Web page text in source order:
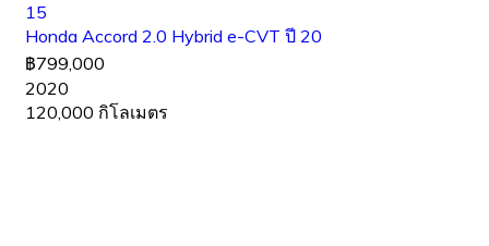
15
Honda Accord 2.0 Hybrid e-CVT ปี 20
฿799,000
2020
120,000 กิโลเมตร